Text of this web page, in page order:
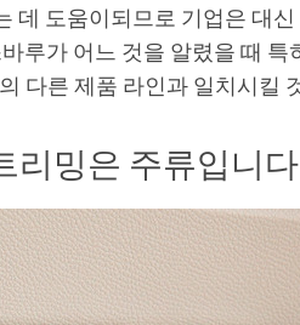
데 도움이되므로 기업은 대
루가 어느 것을 알렸을 때 특
다른 제품 라인과 일치시킬
리밍은 주류입니다